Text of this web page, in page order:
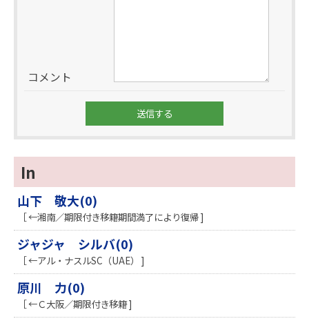
コメント
In
山下 敬大(0)
［ ←湘南／期限付き移籍期間満了により復帰 ]
ジャジャ シルバ(0)
［ ←アル・ナスルSC（UAE） ]
原川 力(0)
［ ←Ｃ大阪／期限付き移籍 ]